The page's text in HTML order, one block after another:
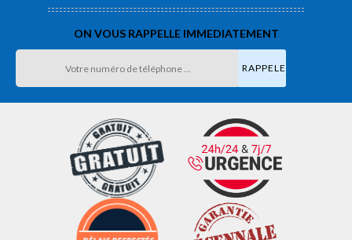
ON VOUS RAPPELLE IMMEDIATEMENT